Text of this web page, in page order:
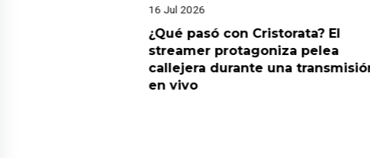
16 Jul 2026
¿Qué pasó con Cristorata? El
streamer protagoniza pelea
callejera durante una transmisión
en vivo